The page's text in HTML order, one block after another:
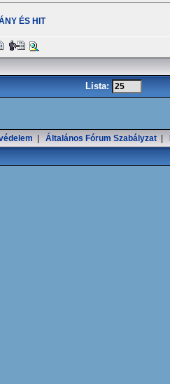
ÉS HIT
Lista:
Általános Fórum Szabályzat